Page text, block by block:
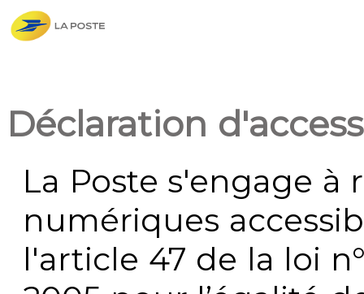
Déclaration
La Poste s'engage à
numériques
l'article 47 de la loi